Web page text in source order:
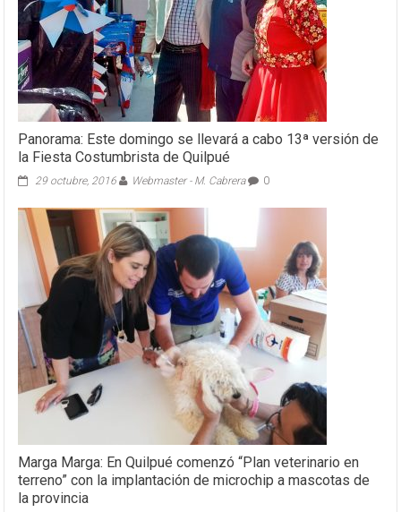
Panorama: Este domingo se llevará a cabo 13ª versión de
la Fiesta Costumbrista de Quilpué
29 octubre, 2016 Webmaster - M. Cabrera 0
Marga Marga: En Quilpué comenzó “Plan veterinario en
terreno” con la implantación de microchip a mascotas de
la provincia